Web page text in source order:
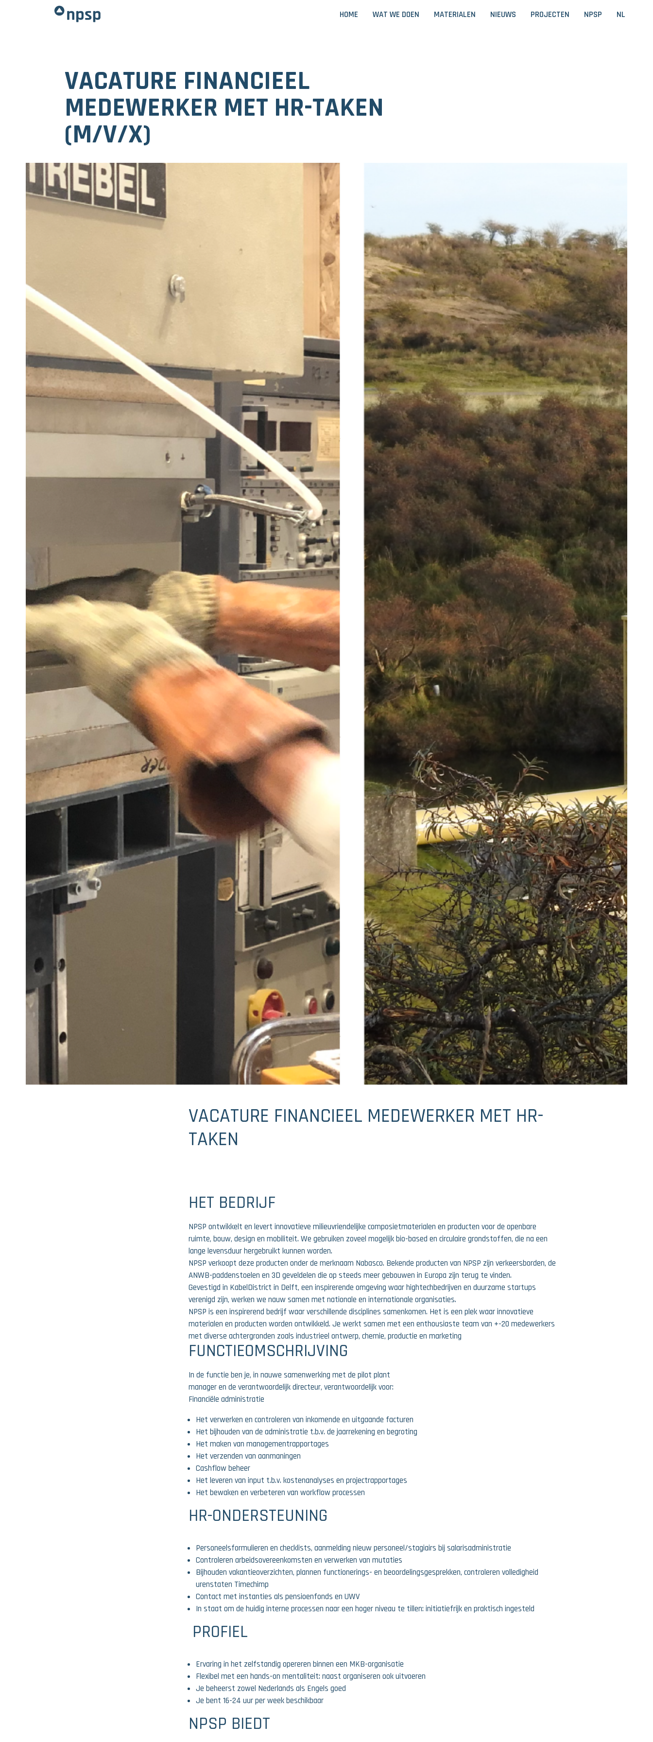
HOME WAT WE DOEN MATERIALEN NIEUWS PROJECTEN NPSP NL
VACATURE FINANCIEEL
MEDEWERKER MET HR-TAKEN
(M/V/X)
VACATURE FINANCIEEL MEDEWERKER MET HR-
TAKEN
HET BEDRIJF
NPSP ontwikkelt en levert innovatieve milieuvriendelijke composietmaterialen en producten voor de openbare
ruimte, bouw, design en mobiliteit. We gebruiken zoveel mogelijk bio-based en circulaire grondstoffen, die na een
lange levensduur hergebruikt kunnen worden.
NPSP verkoopt deze producten onder de merknaam Nabasco. Bekende producten van NPSP zijn verkeersborden, de
ANWB-paddenstoelen en 3D geveldelen die op steeds meer gebouwen in Europa zijn terug te vinden.
Gevestigd in KabelDistrict in Delft, een inspirerende omgeving waar hightechbedrijven en duurzame startups
verenigd zijn, werken we nauw samen met nationale en internationale organisaties.
NPSP is een inspirerend bedrijf waar verschillende disciplines samenkomen. Het is een plek waar innovatieve
materialen en producten worden ontwikkeld. Je werkt samen met een enthousiaste team van +-20 medewerkers
met diverse achtergronden zoals industrieel ontwerp, chemie, productie en marketing
FUNCTIEOMSCHRIJVING
In de functie ben je, in nauwe samenwerking met de pilot plant
manager en de verantwoordelijk directeur, verantwoordelijk voor:
Financiële administratie
Het verwerken en controleren van inkomende en uitgaande facturen
Het bijhouden van de administratie t.b.v. de jaarrekening en begroting
Het maken van managementrapportages
Het verzenden van aanmaningen
Cashflow beheer
Het leveren van input t.b.v. kostenanalyses en projectrapportages
Het bewaken en verbeteren van workflow processen
HR-ONDERSTEUNING
Personeelsformulieren en checklists, aanmelding nieuw personeel/stagiairs bij salarisadministratie
Controleren arbeidsovereenkomsten en verwerken van mutaties
Bijhouden vakantieoverzichten, plannen functionerings- en beoordelingsgesprekken, controleren volledigheid
urenstaten Timechimp
Contact met instanties als pensioenfonds en UWV
In staat om de huidig interne processen naar een hoger niveau te tillen: initiatiefrijk en praktisch ingesteld
PROFIEL
Ervaring in het zelfstandig opereren binnen een MKB-organisatie
Flexibel met een hands-on mentaliteit: naast organiseren ook uitvoeren
Je beheerst zowel Nederlands als Engels goed
Je bent 16-24 uur per week beschikbaar
NPSP BIEDT